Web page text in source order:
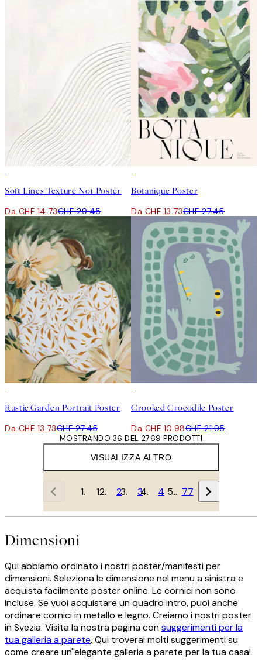
Soft Lines Texture No1 Poster
Da CHF 14.73CHF 29.45
Botanique Poster
Da CHF 13.73CHF 27.45
Rustic Garden Portrait Poster
Da CHF 13.73CHF 27.45
Crooked Crocodile Poster
Da CHF 10.98CHF 21.95
VISUALIZZA ALTRO
MOSTRANDO 36 DEL 2769 PRODOTTI
1 2 3 4 … 77
Dimensioni
Qui abbiamo ordinato i nostri poster/manifesti per
dimensioni. Seleziona le dimensione nel menu a sinistra e
acquista facilmente poster online. Le cornici non sono
incluse. Se vuoi acquistare un quadro intro, puoi anche
ordinare cornici in metallo e legno. Creiamo i nostri poster
in Svezia. Visita la nostra pagina consuggerimenti per la
tua galleria a parete. Qui troverai molti suggerimenti su
come creare un''elegante galleria a parete per la tua casa!